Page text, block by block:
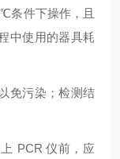
条件下操作，且
中使用的器具耗
免污染；检测结
PCR 仪前，应